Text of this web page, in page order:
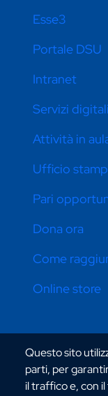
Questo sito
parti, per
il traffico e, con
CONTATTI
Esse3
Portale DSU
Intranet
Servizi digitali
Attività in
Ufficio
Pari
Dona ora
Come
Online store